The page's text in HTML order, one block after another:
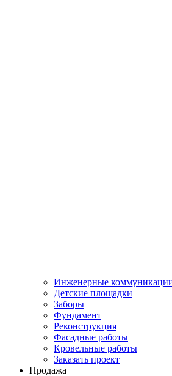
Инженерные
Детские площадки
Заборы
Фундамент
Реконструкция
Фасадные работы
Кровельные работы
Заказать проект
Продажа